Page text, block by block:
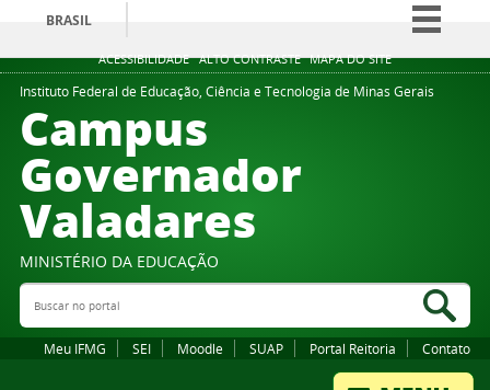
ACESSIBILIDADE ALTO CONTRASTE MAPA DO SITE
BRASIL
Simplifique!
Comunica BR
Instituto Federal de Educação, Ciência e Tecnologia de Minas Gerais
Campus
Governador
Valadares
MINISTÉRIO DA EDUCAÇÃO
Buscar no portal
Meu IFMG SEI Moodle SUAP Portal Reitoria Contato